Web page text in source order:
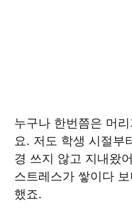
누구나 한번쯤은 머
요. 저도 학생 시절부
경 쓰지 않고 지내왔
스트레스가 쌓이다
했죠.